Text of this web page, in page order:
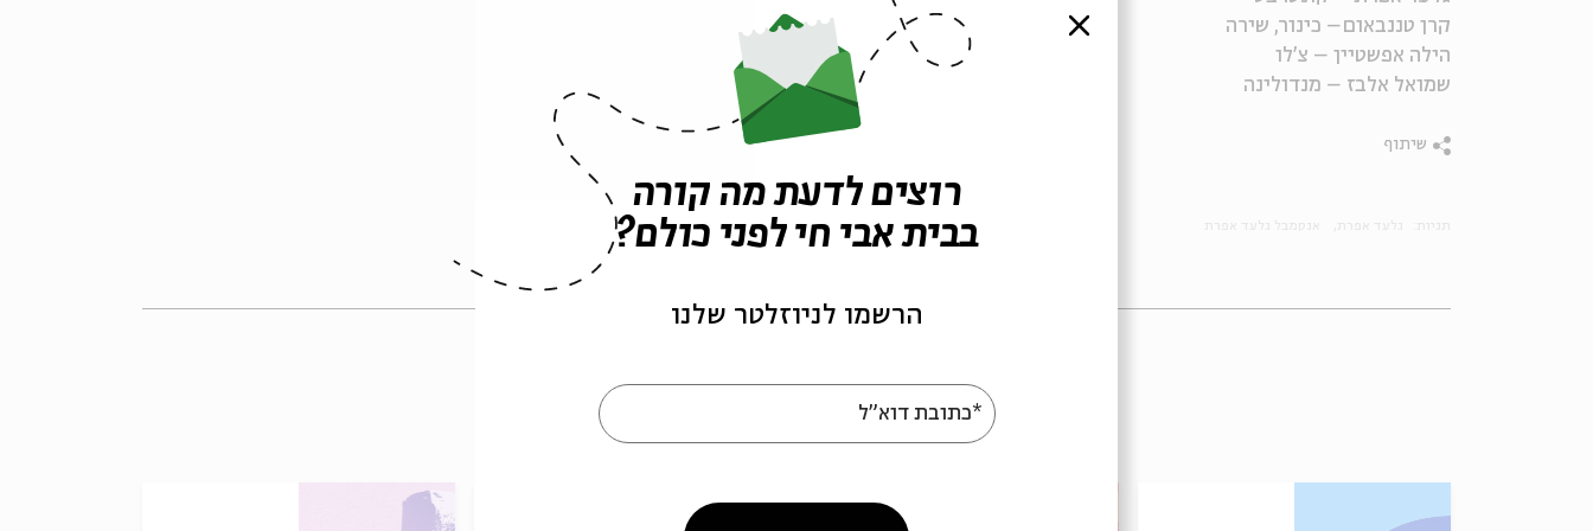
קרן טננבאום– כינור, שירה
הילה אפשטיין – צ'לו
שמואל אלבז – מנדולינה
שיתוף
עוד בבית אבי חי
סגור
רוצים לדעת מה קורה
בבית אבי חי לפני כולם?
הרשמו לניוזלטר שלנו
*כתובת דוא"ל